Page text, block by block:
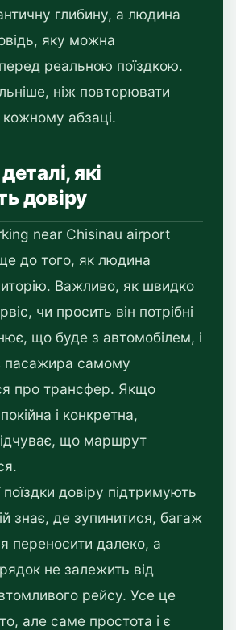
глибину, а людина
яку можна
реальною поїздкою.
ніж повторювати
абзаці.
які
довіру
near Chisinau airport
до того, як людина
Важливо, як швидко
чи просить він потрібні
що буде з автомобілем, і
пасажира самому
про трансфер. Якщо
і конкретна,
що маршрут
довіру підтримують
знає, де зупинитися, багаж
переносити далеко, а
не залежить від
втомливого рейсу. Усе це
але саме простота і є